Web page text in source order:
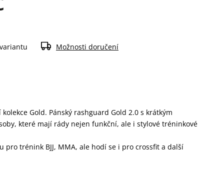
Gold. Pánský rashguard Gold 2.0 s krátkým
které mají rády nejen funkční, ale i stylové tréninkové
pro trénink BJJ, MMA, ale hodí se i pro crossfit a další
Možnosti doručení